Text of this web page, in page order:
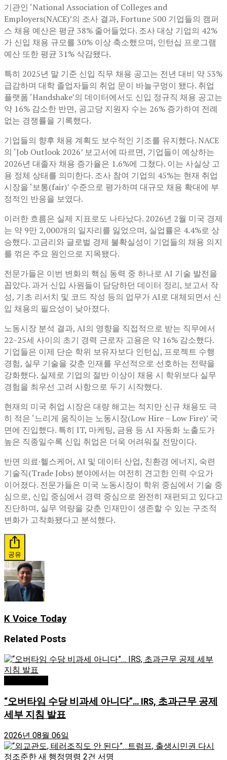
기관인 ‘National Association of Colleges and
Employers(NACE)’의 조사 결과, Fortune 500 기업들의 캠퍼
스 채용 예산은 평균 38% 줄어들었다. 조사 대상 기업의 42%
가 신입 채용 규모를 30% 이상 축소했으며, 인턴십 프로그램
예산 또한 평균 31% 삭감됐다.
특히 2025년 말 기준 신입 직무 채용 공고는 전년 대비 약 53%
급감하며 대학 졸업자들의 취업 문이 바늘구멍이 됐다. 취업
플랫폼 ‘Handshake’의 데이터에서도 신입 정규직 채용 공고는
약 16% 감소한 반면, 공고당 지원자 수는 26% 증가하여 전례
없는 경쟁률을 기록했다.
기업들의 향후 채용 계획도 보수적인 기조를 유지했다. NACE
의 ‘Job Outlook 2026’ 보고서에 따르면, 기업들이 예상하는
2026년 대졸자 채용 증가율은 1.6%에 그쳤다. 이는 사실상 고
용 정체 상태를 의미한다. 조사 참여 기업의 45%는 현재 취업
시장을 ‘보통(fair)’ 수준으로 평가하며 대규모 채용 확대에 부
정적인 반응을 보였다.
이러한 흐름은 실제 지표로도 나타났다. 2026년 2월 미국 경제
는 약 9만 2,000개의 일자리를 잃었으며, 실업률은 4.4%로 상
승했다. 고금리와 글로벌 경제 불확실성이 기업들의 채용 의지
를 꺾은 주요 원인으로 지목됐다.
전문가들은 이번 변화의 핵심 동력 중 하나로 AI 기술 발전을
꼽았다. 과거 신입 사원들이 담당하던 데이터 정리, 보고서 작
성, 기초 리서치 및 코드 작성 등의 업무가 AI로 대체되면서 신
입 채용의 필요성이 낮아졌다.
노동시장 분석 결과, AI의 영향을 직접적으로 받는 직무에서
22~25세 사이의 초기 경력 근로자 고용은 약 16% 감소했다.
기업들은 이제 단순 학위 보유자보다 인턴십, 프로젝트 수행
경험, 실무 기술을 갖춘 인재를 우선적으로 선호하는 전략을
강화했다. 실제로 기업의 절반 이상이 채용 시 학위보다 실무
경험을 최우선 고려 사항으로 두기 시작했다.
현재의 미국 취업 시장은 대량 해고는 적지만 신규 채용도 극
히 적은 ‘느리게 움직이는 노동시장(Low Hire – Low Fire)’ 국
면에 진입했다. 특히 IT, 마케팅, 금융 등 AI 자동화 노출도가
높은 직종일수록 신입 취업은 더욱 어려워질 전망이다.
반면 의료·헬스케어, AI 및 데이터 산업, 친환경 에너지, 숙련
기술직(Trade Jobs) 분야에서는 여전히 견고한 인력 수요가
이어졌다. 전문가들은 미국 노동시장이 학위 중심에서 기술 중
심으로, 신입 중심에서 경력 중심으로 완전히 재편되고 있다고
진단하며, 실무 역량을 갖춘 인재만이 생존할 수 있는 구조적
변화가 고착화됐다고 분석했다.
공유
K Voice Today
Related Posts
“오버타임 수당 비과세 아니다”… IRS, 초과근무 공제
세부 지침 발표
2026년 08월 06일